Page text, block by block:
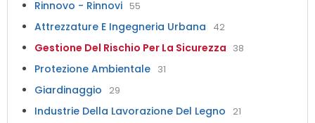
Rinnovo - Rinnovi 55
Attrezzature E Ingegneria Urbana 42
Gestione Del Rischio Per La Sicurezza 38
Protezione Ambientale 31
Giardinaggio 29
Industrie Della Lavorazione Del Legno 21